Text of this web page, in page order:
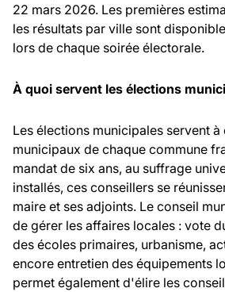
22 mars 2026. Les premières
les résultats par ville sont
lors de chaque soirée électorale.
À quoi servent les élections
Les élections municipales servent
municipaux de chaque commune
mandat de six ans, au suffrage
installés, ces conseillers se
maire et ses adjoints. Le conseil
de gérer les affaires locales : vote
des écoles primaires, urbanisme,
encore entretien des équipements
permet également d'élire les